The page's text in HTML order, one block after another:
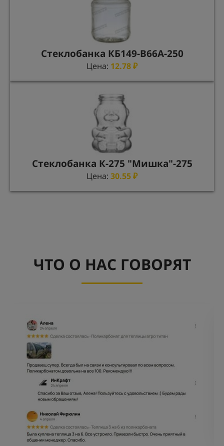
Стеклобанка КБ149-В66А-250
Цена: 12.78₽
Стеклобанка К-275 "Мишка"-275
Цена: 30.55₽
ЧТО О НАС ГОВОРЯТ